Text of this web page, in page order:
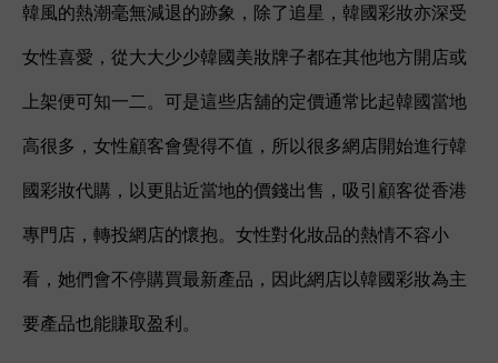
韓風的熱潮毫無減退的跡象，除了追星，韓國彩妝亦深受
女性喜愛，從大大少少韓國美妝牌子都在其他地方開店或
上架便可知一二。可是這些店舖的定價通常比起韓國當地
高很多，女性顧客會覺得不值，所以很多網店開始進行韓
國彩妝代購，以更貼近當地的價錢出售，吸引顧客從香港
專門店，轉投網店的懷抱。女性對化妝品的熱情不容小
看，她們會不停購買最新產品，因此網店以韓國彩妝為主
要產品也能賺取盈利。